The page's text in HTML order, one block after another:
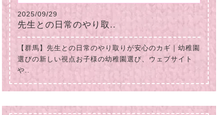
2025/09/29
先生との日常のやり取..
【群馬】先生との日常のやり取りが安心のカギ｜幼稚園
選びの新しい視点お子様の幼稚園選び、ウェブサイト
や..